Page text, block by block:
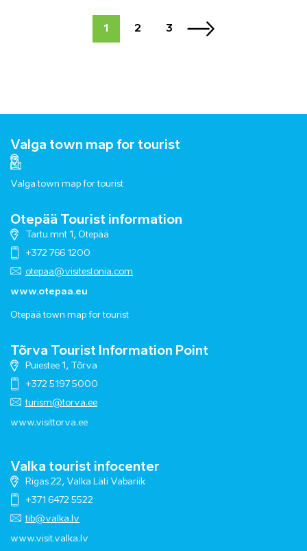
1 2 3
Valga town map for tourist
Valga town map for tourist
Otepää Tourist information
Tartu mnt 1, Otepää
+372 766 1200
otepaa@visitestonia.com
www.otepaa.eu
Otepää town map for tourist
Tõrva Tourist Information Point
Puiestee 1, Tõrva
+372 5197 5000
turism@torva.ee
www.visittorva.ee
Valka tourist infocenter
Rigas 22, Valka Läti Vabariik
+371 6472 5522
tib@valka.lv
www.visit.valka.lv